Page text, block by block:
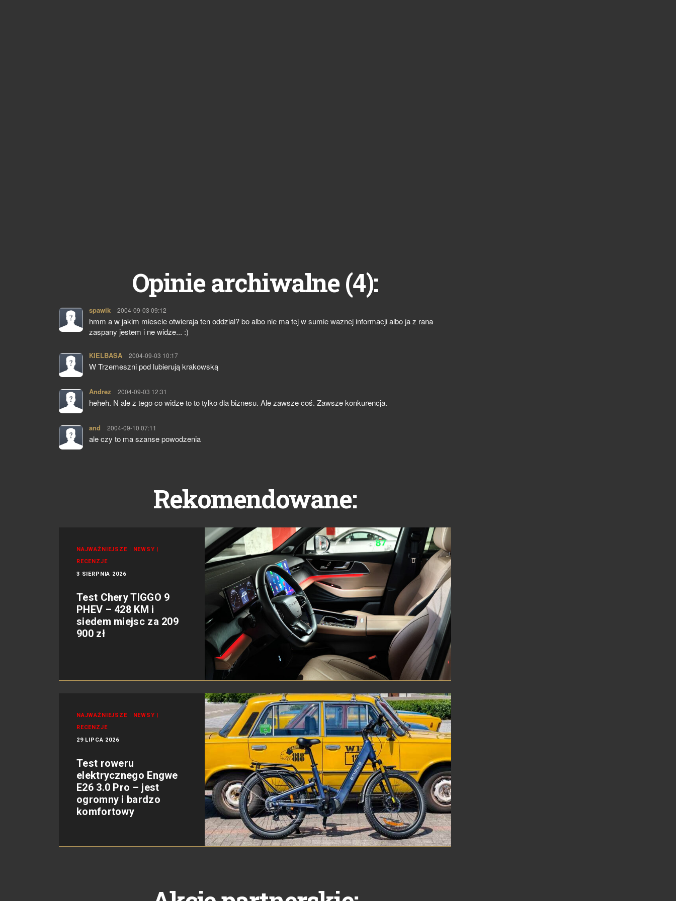
Opinie archiwalne (4):
spawik pisze:
2004-09-03 09:12
hmm a w jakim miescie otwieraja ten oddzial? bo albo nie ma tej w sumie waznej informacji albo ja z rana
zaspany jestem i ne widze... :)
KIELBASA pisze:
2004-09-03 10:17
W Trzemeszni pod lubierują krakowską
Andrez pisze:
2004-09-03 12:31
heheh. N ale z tego co widze to to tylko dla biznesu. Ale zawsze coś. Zawsze konkurencja.
and pisze:
2004-09-10 07:11
ale czy to ma szanse powodzenia
Rekomendowane:
NAJWAŻNIEJSZE | NEWSY |
RECENZJE
3 SIERPNIA 2026
Test Chery TIGGO 9
PHEV – 428 KM i
siedem miejsc za 209
900 zł
NAJWAŻNIEJSZE | NEWSY |
RECENZJE
29 LIPCA 2026
Test roweru
elektrycznego Engwe
E26 3.0 Pro – jest
ogromny i bardzo
komfortowy